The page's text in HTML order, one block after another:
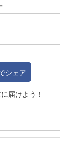
シェア
届けよう！